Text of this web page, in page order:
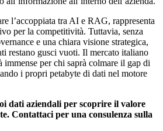
l’accoppiata tra AI e RAG, rappresenta
per la competitività. Tuttavia, senza
e una chiara visione strategica,
restano gusci vuoti. Il mercato italiano
per chi saprà colmare il gap di
i propri petabyte di dati nel motore
dati aziendali per scoprire il valore
Contattaci per una consulenza sulla